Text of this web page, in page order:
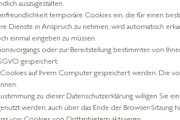
auszugestalten.
temporäre Cookies ein, die für einen
Dienste in Anspruch zu nehmen, wird automatisch
einmal eingeben zu müssen.
oder zur Bereitstellung bestimmter, von
gespeichert.
auf Ihrem Computer gespeichert werden. Die
zu dieser Datenschutzerklärung willigen Sie
werden, auch über das Ende der Browser-Sitzung